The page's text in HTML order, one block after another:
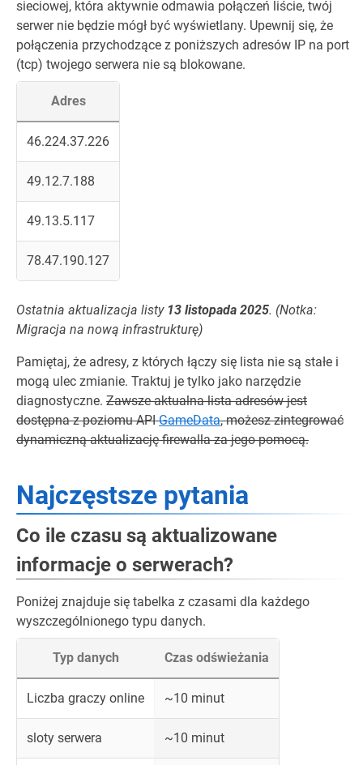
sieciowej, która aktywnie odmawia połączeń liście, twój
serwer nie będzie mógł być wyświetlany. Upewnij się, że
połączenia przychodzące z poniższych adresów IP na port
(tcp) twojego serwera nie są blokowane.
Adres
46.224.37.226
49.12.7.188
49.13.5.117
78.47.190.127
Ostatnia aktualizacja listy 13 listopada 2025. (Notka:
Migracja na nową infrastrukturę)
Pamiętaj, że adresy, z których łączy się lista nie są stałe i
mogą ulec zmianie. Traktuj je tylko jako narzędzie
diagnostyczne. Zawsze aktualna lista adresów jest
dostępna z poziomu APIGameData, możesz zintegrować
dynamiczną aktualizację firewalla za jego pomocą.
Najczęstsze pytania
Co ile czasu są aktualizowane
informacje o serwerach?
Poniżej znajduje się tabelka z czasami dla każdego
wyszczególnionego typu danych.
Typ danych Czas odświeżania
Liczba graczy online ~10 minut
sloty serwera ~10 minut